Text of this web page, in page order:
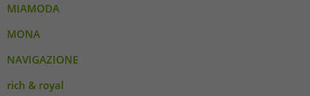
MIAMODA
MONA
NAVIGAZIONE
rich & royal